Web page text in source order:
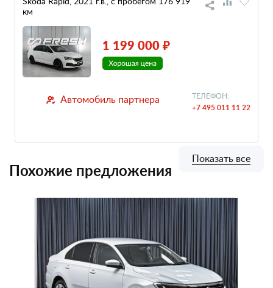
км
1 199 000 ₽
Автомобиль партнера ТЕЛЕФОН:
+7 495 011 11 22
Похожие предложения
Показать все